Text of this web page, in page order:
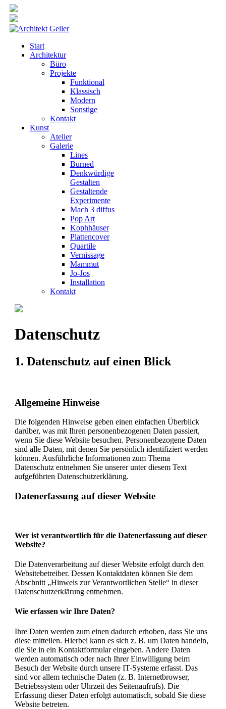
Start
Architektur
Büro
Projekte
Funktional
Klassisch
Modern
Sonstige
Kontakt
Kunst
Atelier
Galerie
Lines
Burned
Denkwürdige
Gestalten
Gestaltende
Experimente
Mach 3 diffus
Pop Art
Kophhäuser
Plattencover
Quartile
Vernissage
Mammut
Jo-Jos
Installation
Kontakt
Datenschutz
1. Datenschutz auf einen Blick
Allgemeine Hinweise
Die folgenden Hinweise geben einen einfachen Überblick
darüber, was mit Ihren personenbezogenen Daten passiert,
wenn Sie diese Website besuchen. Personenbezogene Daten
sind alle Daten, mit denen Sie persönlich identifiziert werden
können. Ausführliche Informationen zum Thema
Datenschutz entnehmen Sie unserer unter diesem Text
aufgeführten Datenschutzerklärung.
Datenerfassung auf dieser Website
Wer ist verantwortlich für die Datenerfassung auf dieser
Website?
Die Datenverarbeitung auf dieser Website erfolgt durch den
Websitebetreiber. Dessen Kontaktdaten können Sie dem
Abschnitt „Hinweis zur Verantwortlichen Stelle“ in dieser
Datenschutzerklärung entnehmen.
Wie erfassen wir Ihre Daten?
Ihre Daten werden zum einen dadurch erhoben, dass Sie uns
diese mitteilen. Hierbei kann es sich z. B. um Daten handeln,
die Sie in ein Kontaktformular eingeben. Andere Daten
werden automatisch oder nach Ihrer Einwilligung beim
Besuch der Website durch unsere IT-Systeme erfasst. Das
sind vor allem technische Daten (z. B. Internetbrowser,
Betriebssystem oder Uhrzeit des Seitenaufrufs). Die
Erfassung dieser Daten erfolgt automatisch, sobald Sie diese
Website betreten.